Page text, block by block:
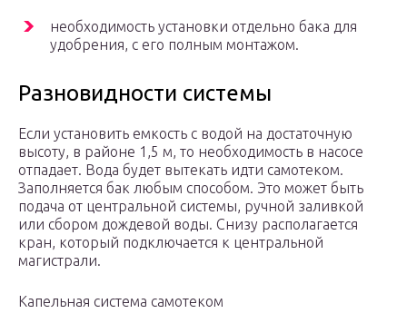
необходимость установки отдельно бака для
удобрения, с его полным монтажом.
Разновидности системы
Если установить емкость с водой на достаточную
высоту, в районе 1,5 м, то необходимость в насосе
отпадает. Вода будет вытекать идти самотеком.
Заполняется бак любым способом. Это может быть
подача от центральной системы, ручной заливкой
или сбором дождевой воды. Снизу располагается
кран, который подключается к центральной
магистрали.
Капельная система самотеком